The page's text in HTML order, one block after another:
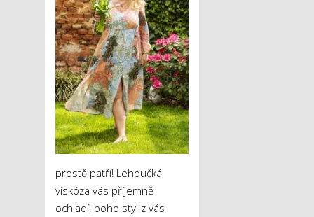
prostě patří! Lehoučká
viskóza vás příjemně
ochladí, boho styl z vás